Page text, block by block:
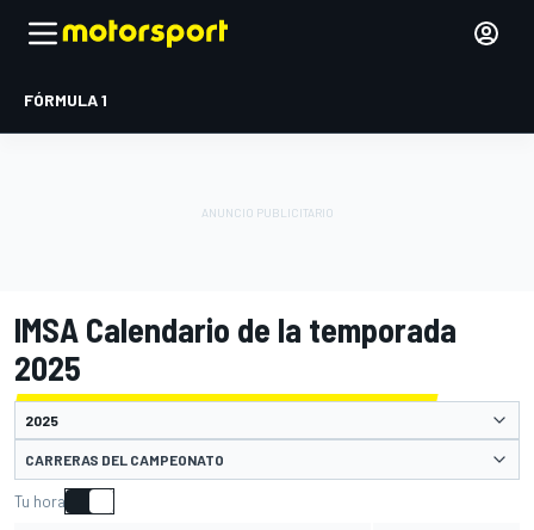
FÓRMULA 1
IMSA Calendario de la temporada
2025
CARRERAS DEL CAMPEONATO
Tu hora